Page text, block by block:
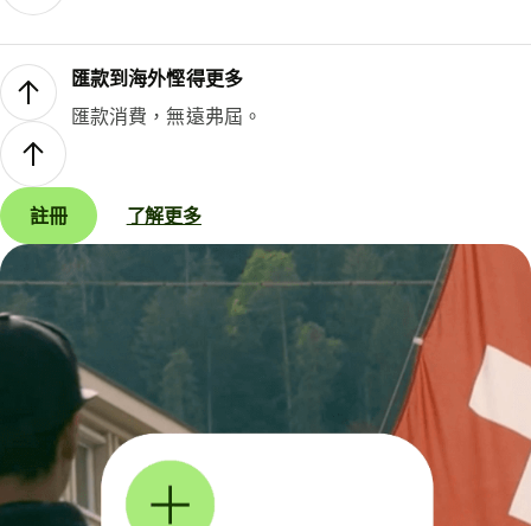
匯款到海外慳得更多
匯款消費，無遠弗屆。
註冊 了解更多